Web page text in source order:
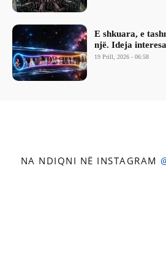
E shkuara, e
një. Ideja
19 Prill, 2026 - 06:58
NA NDIQNI NË INSTAGRAM